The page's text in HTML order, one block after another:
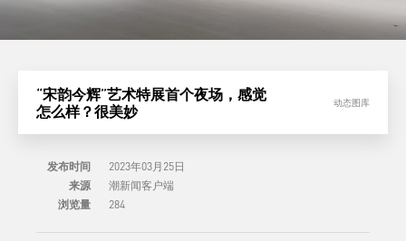
“宋韵今辉”艺术特展首个夜场，感觉
怎么样？很美妙
动态图库
发布时间
2023年03月25日
来源
潮新闻客户端
浏览量
284